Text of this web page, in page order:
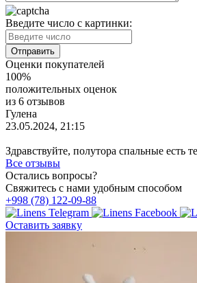
Введите число с картинки:
Оценки покупателей
100%
положительных оценок
из 6 отзывов
Гулена
23.05.2024, 21:15
Здравствуйте, полутора спальные есть
Все отзывы
Остались вопросы?
Свяжитесь с нами удобным способом
+998 (78) 122-09-88
Оставить заявку